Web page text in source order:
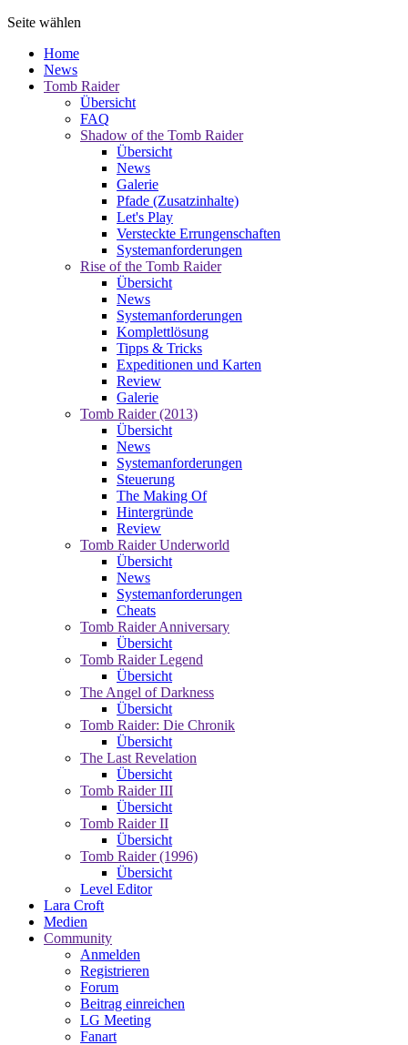
Seite wählen
Home
News
Tomb Raider
Übersicht
FAQ
Shadow of the Tomb Raider
Übersicht
News
Galerie
Pfade (Zusatzinhalte)
Let's Play
Versteckte Errungenschaften
Systemanforderungen
Rise of the Tomb Raider
Übersicht
News
Systemanforderungen
Komplettlösung
Tipps & Tricks
Expeditionen und Karten
Review
Galerie
Tomb Raider (2013)
Übersicht
News
Systemanforderungen
Steuerung
The Making Of
Hintergründe
Review
Tomb Raider Underworld
Übersicht
News
Systemanforderungen
Cheats
Tomb Raider Anniversary
Übersicht
Tomb Raider Legend
Übersicht
The Angel of Darkness
Übersicht
Tomb Raider: Die Chronik
Übersicht
The Last Revelation
Übersicht
Tomb Raider III
Übersicht
Tomb Raider II
Übersicht
Tomb Raider (1996)
Übersicht
Level Editor
Lara Croft
Medien
Community
Anmelden
Registrieren
Forum
Beitrag einreichen
LG Meeting
Fanart